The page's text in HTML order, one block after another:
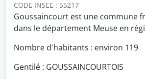
CODE INSEE : 55217
Goussaincourt est une commune
dans le département Meuse en
Nombre d'habitants : environ 119
Gentilé : GOUSSAINCOURTOIS